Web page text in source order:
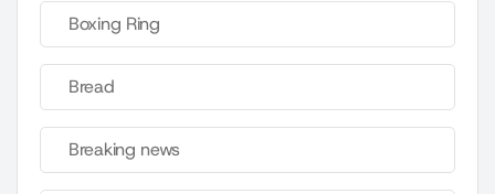
Boxing Ring
Bread
Breaking news